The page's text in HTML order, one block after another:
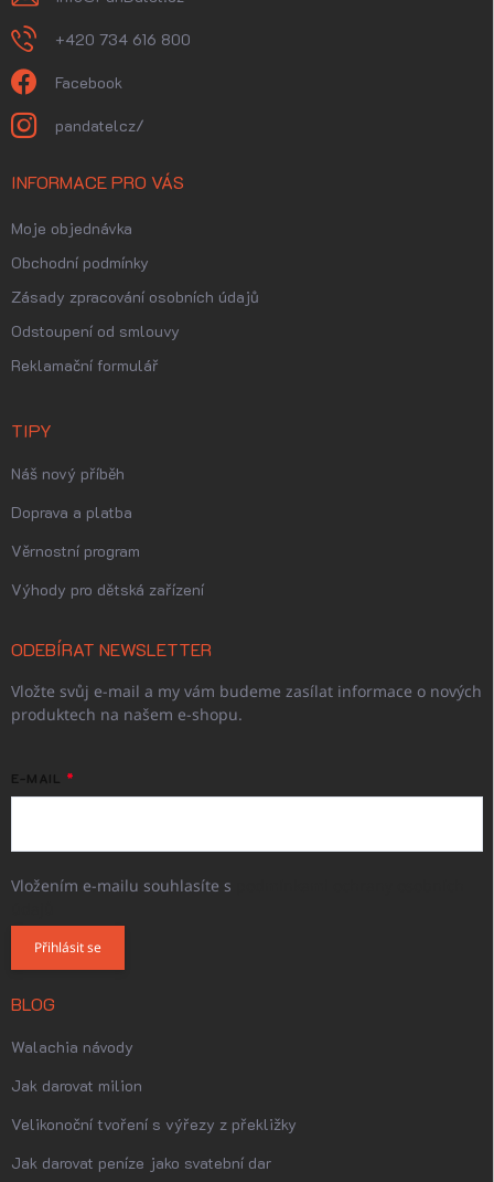
+420 734 616 800
Facebook
pandatelcz/
INFORMACE PRO VÁS
Moje objednávka
Obchodní podmínky
Zásady zpracování osobních údajů
Odstoupení od smlouvy
Reklamační formulář
TIPY
Náš nový příběh
Doprava a platba
Věrnostní program
Výhody pro dětská zařízení
ODEBÍRAT NEWSLETTER
Vložte svůj e-mail a my vám budeme zasílat informace o nových
produktech na našem e-shopu.
E-MAIL
Vložením e-mailu souhlasíte s
Přihlásit se
BLOG
Walachia návody
Jak darovat milion
Velikonoční tvoření s výřezy z překližky
Jak darovat peníze jako svatební dar